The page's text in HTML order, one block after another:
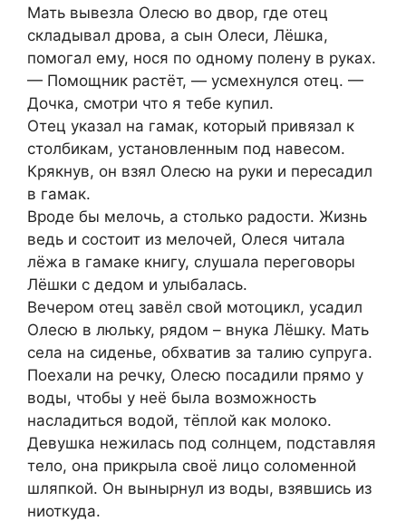
Мать вывезла Олесю во двор, где отец
складывал дрова, а сын Олеси, Лёшка,
помогал ему, нося по одному полену в руках.
— Помощник растёт, — усмехнулся отец. —
Дочка, смотри что я тебе купил.
Отец указал на гамак, который привязал к
столбикам, установленным под навесом.
Крякнув, он взял Олесю на руки и пересадил
в гамак.
Вроде бы мелочь, а столько радости. Жизнь
ведь и состоит из мелочей, Олеся читала
лёжа в гамаке книгу, слушала переговоры
Лёшки с дедом и улыбалась.
Вечером отец завёл свой мотоцикл, усадил
Олесю в люльку, рядом – внука Лёшку. Мать
села на сиденье, обхватив за талию супруга.
Поехали на речку, Олесю посадили прямо у
воды, чтобы у неё была возможность
насладиться водой, тёплой как молоко.
Девушка нежилась под солнцем, подставляя
тело, она прикрыла своё лицо соломенной
шляпкой. Он вынырнул из воды, взявшись из
ниоткуда.